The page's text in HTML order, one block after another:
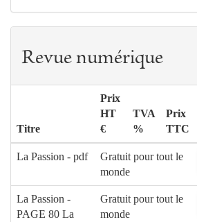
Revue numérique
Titre
Prix
HT
€
TVA
%
Prix
TTC
La Passion - pdf
Gratuit pour tout le
monde
La Passion -
PAGE 80 La
Gratuit pour tout le
monde